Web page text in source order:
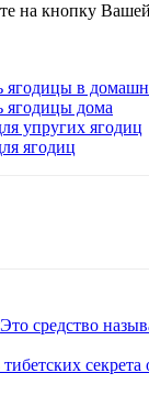
на кнопку
ягодицы в
ягодицы дома
упругих ягодиц
ягодиц
Это средство
тибетских